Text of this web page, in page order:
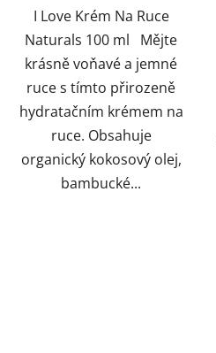
hvězdiček.
I Love Krém Na Ruce
Naturals 100 ml Mějte
krásně voňavé a jemné
ruce s tímto přirozeně
hydratačním krémem na
ruce. Obsahuje
organický kokosový olej,
bambucké...